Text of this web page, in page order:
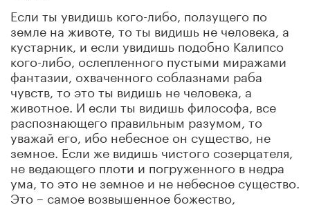
Если ты увидишь кого-либо, ползущего по
земле на животе, то ты видишь не человека, а
кустарник, и если увидишь подобно Калипсо
кого-либо, ослепленного пустыми миражами
фантазии, охваченного соблазнами раба
чувств, то это ты видишь не человека, а
животное. И если ты видишь философа, все
распознающего правильным разумом, то
уважай его, ибо небесное он существо, не
земное. Если же видишь чистого созерцателя,
не ведающего плоти и погруженного в недра
ума, то это не земное и не небесное существо.
Это – самое возвышенное божество,